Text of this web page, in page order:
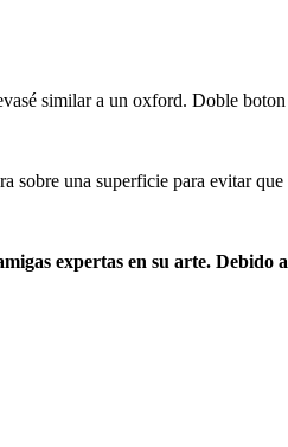
similar a un oxford. Doble
sobre una superficie para evitar que
expertas en su arte.